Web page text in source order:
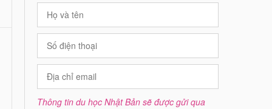
Thông tin du học Nhật Bản sẽ được gửi qua